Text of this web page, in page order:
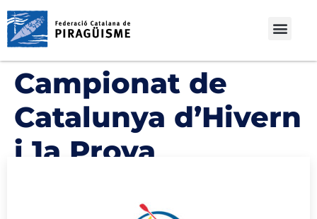
Campionat de
Catalunya d’Hivern
i 1a Prova